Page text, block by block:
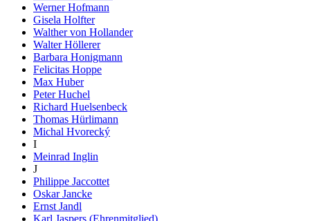
Werner Hofmann
Gisela Holfter
Walther von Hollander
Walter Höllerer
Barbara Honigmann
Felicitas Hoppe
Max Huber
Peter Huchel
Richard Huelsenbeck
Thomas Hürlimann
Michal Hvorecký
I
Meinrad Inglin
J
Philippe Jaccottet
Oskar Jancke
Ernst Jandl
Karl Jaspers (Ehrenmitglied)